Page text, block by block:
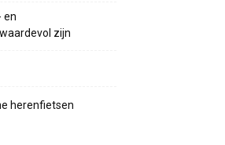
en
zijn
herenfietsen